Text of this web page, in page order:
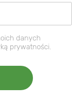
danych
prywatności.